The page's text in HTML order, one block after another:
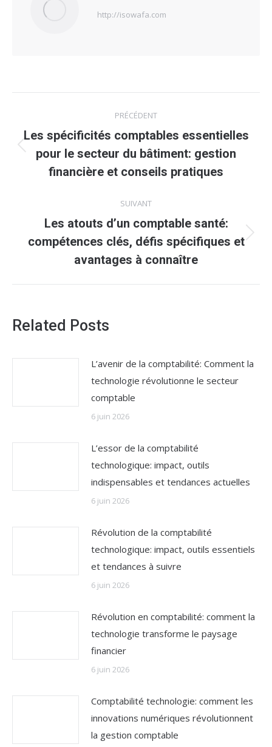
http://isowafa.com
article
PRÉCÉDENT
Article
précédent
Les spécificités comptables essentielles
pour le secteur du bâtiment: gestion
financière et conseils pratiques
SUIVANT
Article
suivant
Les atouts d’un comptable santé:
compétences clés, défis spécifiques et
avantages à connaître
Related Posts
L’avenir de la comptabilité: Comment la
technologie révolutionne le secteur
comptable
6 juin 2026
L’essor de la comptabilité
technologique: impact, outils
indispensables et tendances actuelles
6 juin 2026
Révolution de la comptabilité
technologique: impact, outils essentiels
et tendances à suivre
6 juin 2026
Révolution en comptabilité: comment la
technologie transforme le paysage
financier
6 juin 2026
Comptabilité technologie: comment les
innovations numériques révolutionnent
la gestion comptable